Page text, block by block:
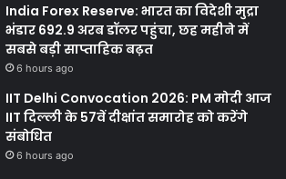
India Forex Reserve: भारत का विदेशी मुद्रा
भंडार 692.9 अरब डॉलर पहुंचा, छह महीने में
सबसे बड़ी साप्ताहिक बढ़त
6 hours ago
IIT Delhi Convocation 2026: PM मोदी आज
IIT दिल्ली के 57वें दीक्षांत समारोह को करेंगे
संबोधित
6 hours ago